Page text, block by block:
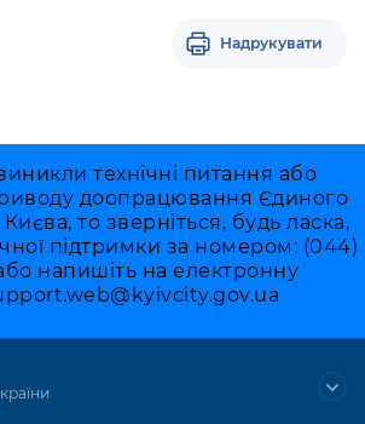
Надрукувати
технічні питання або
доопрацювання Єдиного
то зверніться, будь ласка,
підтримки за номером: (044)
напишіть на електронну